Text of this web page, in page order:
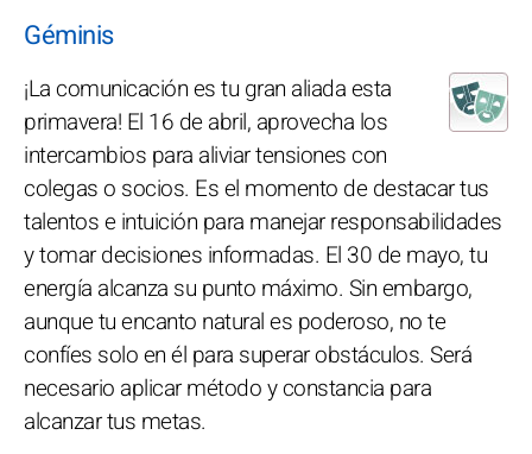
Géminis
¡La comunicación es tu gran aliada esta
primavera! El 16 de abril, aprovecha los
intercambios para aliviar tensiones con
colegas o socios. Es el momento de destacar tus
talentos e intuición para manejar responsabilidades
y tomar decisiones informadas. El 30 de mayo, tu
energía alcanza su punto máximo. Sin embargo,
aunque tu encanto natural es poderoso, no te
confíes solo en él para superar obstáculos. Será
necesario aplicar método y constancia para
alcanzar tus metas.